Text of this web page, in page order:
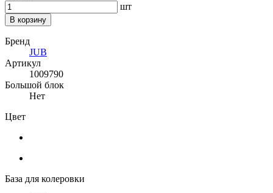
шт
В корзину
Бренд
JUB
Артикул
1009790
Большой блок
Нет
Цвет
База для колеровки